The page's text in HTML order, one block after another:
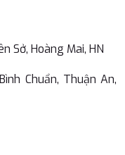
Sở, Hoàng Mai, HN
Chuẩn, Thuận An,